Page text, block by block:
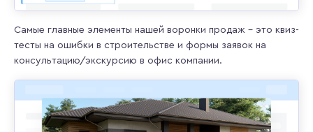
Самые главные элементы нашей воронки продаж – это квиз-
тесты на ошибки в строительстве и формы заявок на
консультацию/экскурсию в офис компании.